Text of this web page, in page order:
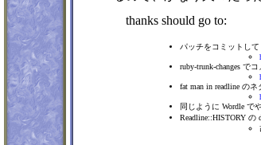
thanks should go to:
パッチをコミットし
ruby-trunk-changes で
fat man in readline のネ
同じように Wordle で
Readline::HISTORY